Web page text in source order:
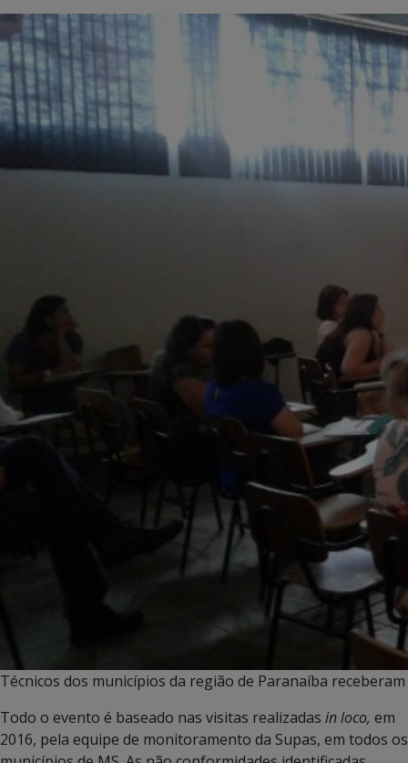
Técnicos dos municípios da região de Paranaíba
Todo o evento é baseado nas visitas realizadas in loco, em
2016, pela equipe de monitoramento da Supas, em todos os